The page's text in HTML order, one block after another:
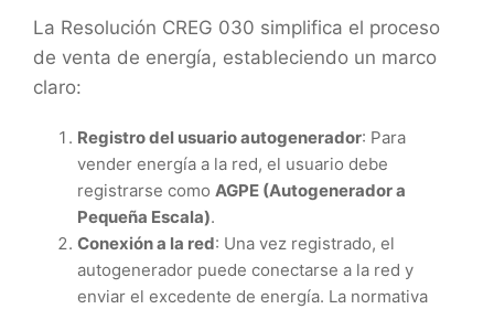
La Resolución CREG 030 simplifica el proceso
de venta de energía, estableciendo un marco
claro:
Registro del usuario autogenerador: Para
vender energía a la red, el usuario debe
registrarse como AGPE (Autogenerador a
Pequeña Escala).
Conexión a la red: Una vez registrado, el
autogenerador puede conectarse a la red y
enviar el excedente de energía. La normativa